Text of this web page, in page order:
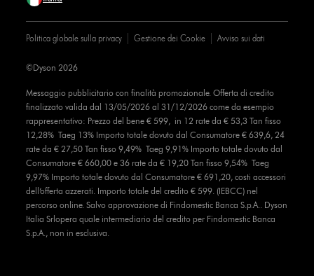
Politica globale sulla privacy Gestione dei Cookie Avviso sui dati
Messaggio pubblicitario con finalità promozionale. Offerta di credito
finalizzato valida dal 13/05/2026 al 31/12/2026 come da esempio
rappresentativo: Prezzo del bene € 599, in 12 rate da € 53,3 Tan fisso
12,28% Taeg 13% Importo totale dovuto dal Consumatore € 639,6, 24
rate da € 27,50 Tan fisso 9,49% Taeg 9,91% Importo totale dovuto dal
Consumatore € 660,00 e 36 rate da € 19,20 Tan fisso 9,54% Taeg
9,97% Importo totale dovuto dal Consumatore € 691,20, costi accessori
dell’offerta azzerati. Importo totale del credito € 599. (IEBCC) nel
percorso online. Salvo approvazione di Findomestic Banca S.p.A.. Dyson
Italia Srlopera quale intermediario del credito per Findomestic Banca
S.p.A., non in esclusiva.
©Dyson 2026